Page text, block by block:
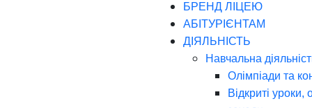
БРЕНД ЛІЦЕЮ
АБІТУРІЄНТАМ
ДІЯЛЬНІСТЬ
Навчальна
Олімпіади та
Відкриті уроки,